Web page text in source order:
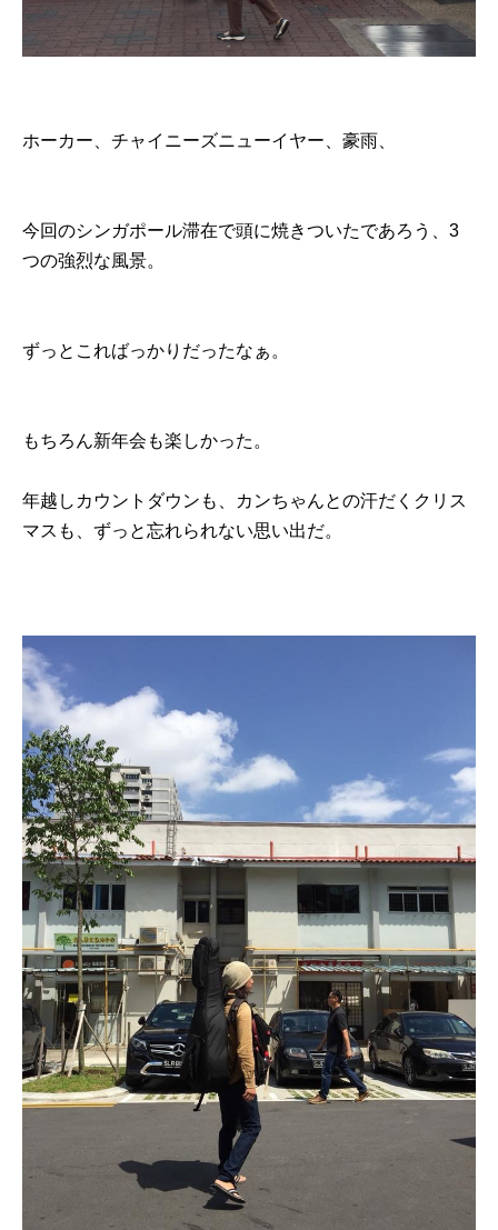
ホーカー、チャイニーズニューイヤー、豪雨、
今回のシンガポール滞在で頭に焼きついたであろう、3
つの強烈な風景。
ずっとこればっかりだったなぁ。
もちろん新年会も楽しかった。
年越しカウントダウンも、カンちゃんとの汗だくクリス
マスも、ずっと忘れられない思い出だ。